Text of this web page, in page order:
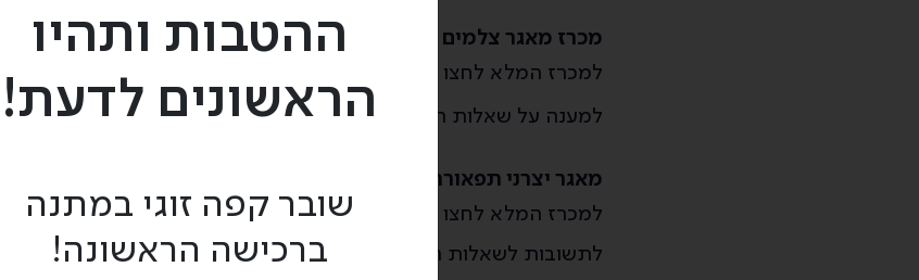
מכרז מאגר צלמים
למכרז המלא לחצו
למענה על שאלות המכרז לחצוכאן
מאגר יצרני תפאורה
למכרז המלא לחצו
לתשובות לשאלות הבהרה למכרז לחצו כאן
ההטבות ותהיו
הראשונים לדעת!
שובר קפה זוגי במתנה
ברכישה הראשונה!